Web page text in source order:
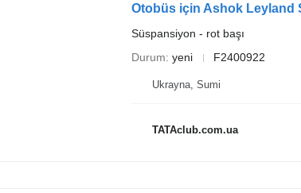
Süspansiyon - rot başı
Durum yeni F2400922
Ukrayna, Sumi
TATAclub.com.ua